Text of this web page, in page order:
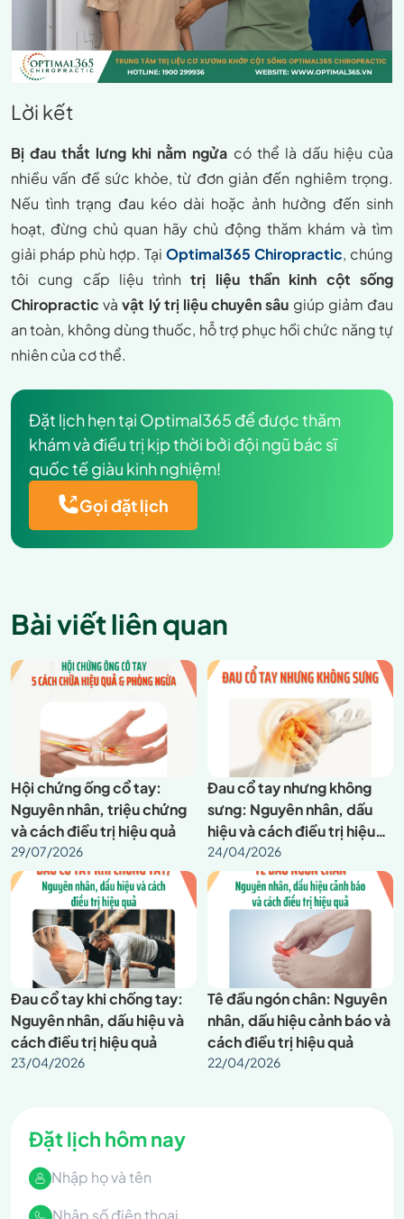
Lời kết
Bị đau thắt lưng khi nằm ngửa có thể là dấu hiệu của
nhiều vấn đề sức khỏe, từ đơn giản đến nghiêm trọng.
Nếu tình trạng đau kéo dài hoặc ảnh hưởng đến sinh
hoạt, đừng chủ quan hãy chủ động thăm khám và tìm
giải pháp phù hợp. Tại Optimal365 Chiropractic, chúng
tôi cung cấp liệu trình trị liệu thần kinh cột sống
Chiropractic vàvật lý trị liệu chuyên sâu giúp giảm đau
an toàn, không dùng thuốc, hỗ trợ phục hồi chức năng tự
nhiên của cơ thể.
Đặt lịch hẹn tại Optimal365 để được thăm
khám và điều trị kịp thời bởi đội ngũ bác sĩ
quốc tế giàu kinh nghiệm!
Gọi đặt lịch
Bài viết liên quan
Hội chứng ống cổ tay:
Nguyên nhân, triệu chứng
và cách điều trị hiệu quả
29/07/2026
Đau cổ tay nhưng không
sưng: Nguyên nhân, dấu
hiệu và cách điều trị hiệu
quả
24/04/2026
Đau cổ tay khi chống tay:
Nguyên nhân, dấu hiệu và
cách điều trị hiệu quả
23/04/2026
Tê đầu ngón chân: Nguyên
nhân, dấu hiệu cảnh báo và
cách điều trị hiệu quả
22/04/2026
Đặt lịch hôm nay